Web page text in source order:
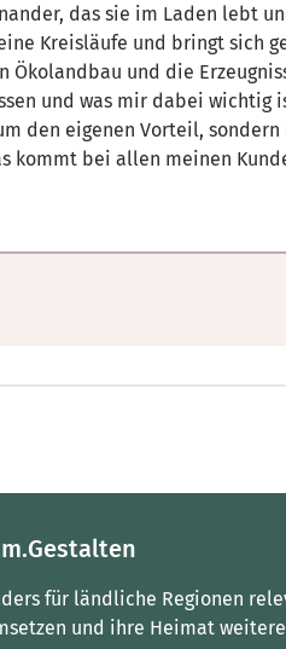
das sie im Laden lebt
Kreisläufe und bringt sich
Ökolandbau und die
und was mir dabei
den eigenen Vorteil,
kommt bei allen meinen
für ländliche Regionen
und ihre Heimat